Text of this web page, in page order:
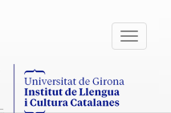
Toggle